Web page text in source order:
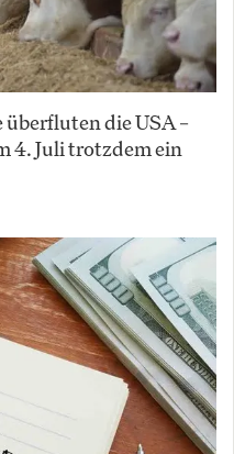
die USA –
4. Juli trotzdem ein